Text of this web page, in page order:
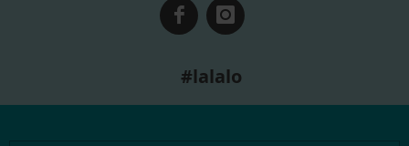
#lalalo